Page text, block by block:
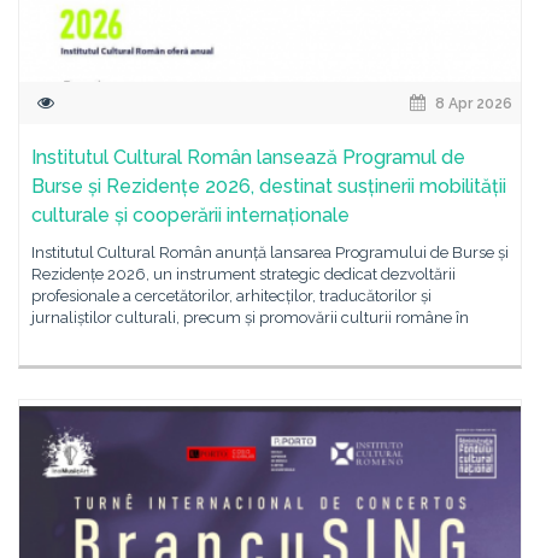
8 Apr 2026
Institutul Cultural Român lansează Programul de
Burse și Rezidențe 2026, destinat susținerii mobilității
culturale și cooperării internaționale
Institutul Cultural Român anunță lansarea Programului de Burse și
Rezidențe 2026, un instrument strategic dedicat dezvoltării
profesionale a cercetătorilor, arhitecților, traducătorilor și
jurnaliștilor culturali, precum și promovării culturii române în